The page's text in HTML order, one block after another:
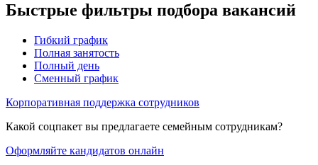
Быстрые фильтры подбора вакансий
Гибкий график
Полная занятость
Полный день
Сменный график
Корпоративная поддержка сотрудников
Какой соцпакет вы предлагаете семейным сотрудникам?
Оформляйте кандидатов онлайн